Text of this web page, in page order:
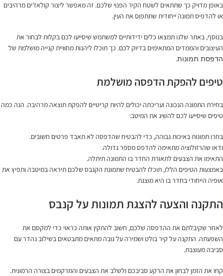
באופן מדויק כך שתתאים לשטח הקיר הפנוי שלכם. זה מאפשר ליצור קולאז’ים מרהיבים
או להדפיס תמונה ייחודית שתתפוס את העין.
בנוסף, באתר שלנו תמצאו כלים ידידותיים למשתמש שיסייעו לכם בקלות לבחור את
העיצובים והממדים המתאימים בדיוק לכם. כך תוכלו ליהנות מחוויית קנייה מושלמת של
הדפסת תמונות.
טיפים להפקת הדפסה מושלמת
בחירת התמונה הנכונה ועריכתה יכולים להיות קריטיים להפקת תוצאה מרהיבה. הנה כמה
טיפים שיסייעו לכם להשיג את המיטב:
בחרו תמונות באיכות גבוהה, כדי להבטיח שהדפסה לא תאבד פרטים חשובים.
ודאו שהרזולוציה מתאימה להדפס מספר גדולה.
התאימו את הצבעים לתאורת החדר בו התמונה תיתלה.
באמצעות הטיפים הללו, תוכלו להבטיח שתמונת הקנבס שלכם תיראה במיטבה ותפיץ את
אופיה הייחודי בחדר בו היא מוצגת.
התקנה והצעה להצגת תמונות על קנבס
לאחר שקיבלתם את ההדפסה שלכם, חשוב להתקין אותה כראוי כדי למקסם את
השפעתה. התקנה על קיר בולט ושמירה על גובה מתאים מתבטאים בשילוב נהדר עם
סביבה מעוצבת.
קחו את הזמן לבחון את הרקע סביבכם ולשלב את הצבעים והמרקמים בצורה הרמונית.